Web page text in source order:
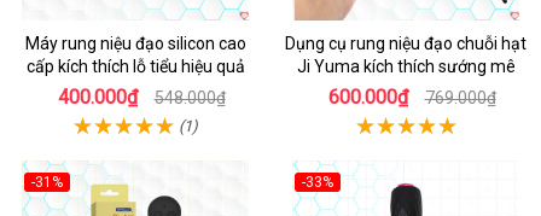
Máy rung niệu đạo silicon cao
cấp kích thích lỗ tiểu hiệu quả
400.000₫ 548.000₫
(1)
Dụng cụ rung niệu đạo chuỗi hạt
Ji Yuma kích thích sướng mê
600.000₫ 769.000₫
-31%
Hot
-33%